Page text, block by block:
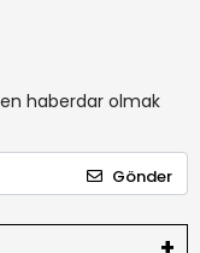
haberdar olmak
Gönder